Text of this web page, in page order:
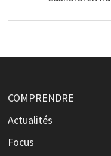
COMPRENDRE
Actualités
Focus